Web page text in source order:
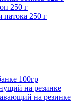
250 г
патока 250 г
100гр
на резинке
на резинке